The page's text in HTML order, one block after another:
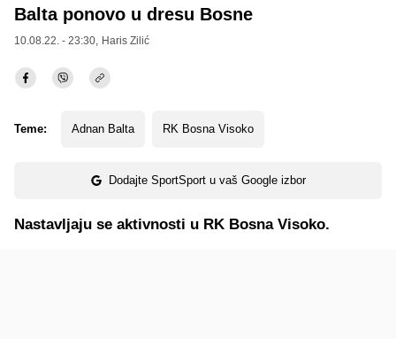
Balta ponovo u dresu Bosne
10.08.22. - 23:30, Haris Zilić
Teme: Adnan Balta RK Bosna Visoko
Dodajte SportSport u vaš Google izbor
Nastavljaju se aktivnosti u RK Bosna Visoko.